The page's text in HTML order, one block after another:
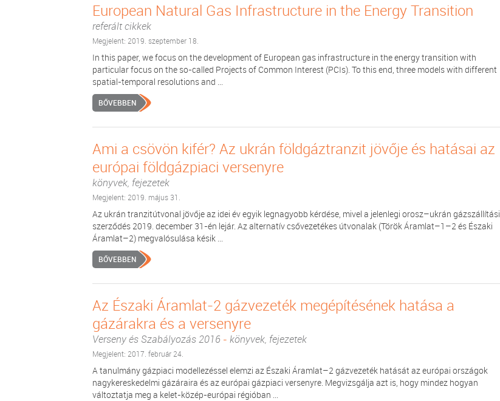
European Natural Gas Infrastructure in the Energy Transition
referált cikkek
Megjelent: 2019. szeptember 18.
In this paper, we focus on the development of European gas infrastructure in the energy transition with
particular focus on the so-called Projects of Common Interest (PCIs). To this end, three models with different
spatial-temporal resolutions and ...
BŐVEBBEN
Ami a csövön kifér? Az ukrán földgáztranzit jövője és hatásai az
európai földgázpiaci versenyre
könyvek, fejezetek
Megjelent: 2019. május 31.
Az ukrán tranzitútvonal jövője az idei év egyik legnagyobb kérdése, mivel a jelenlegi orosz–ukrán gázszállítási
szerződés 2019. december 31-én lejár. Az alternatív csővezetékes útvonalak (Török Áramlat–1–2 és Északi
Áramlat–2) megvalósulása késik ...
BŐVEBBEN
Az Északi Áramlat-2 gázvezeték megépítésének hatása a
gázárakra és a versenyre
Verseny és Szabályozás 2016 - könyvek, fejezetek
Megjelent: 2017. február 24.
A tanulmány gázpiaci modellezéssel elemzi az Északi Áramlat–2 gázvezeték hatását az európai országok
nagykereskedelmi gázáraira és az európai gázpiaci versenyre. Megvizsgálja azt is, hogy mindez hogyan
változtatja meg a kelet-közép-európai régióban ...